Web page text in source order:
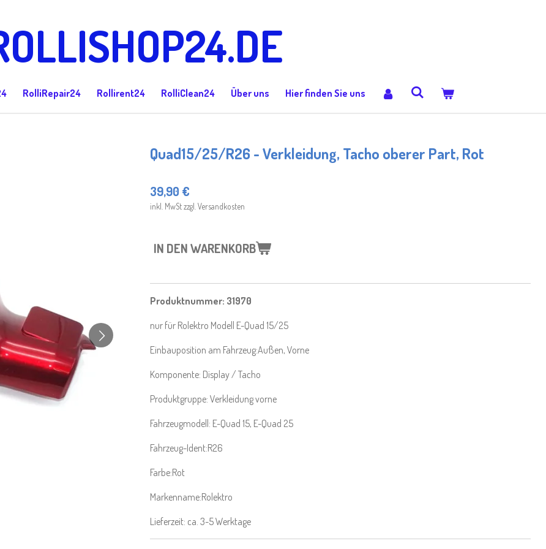
RolliRepair24 Rollirent24 RolliClean24 Über uns Hier finden Sie uns
Quad15/25/R26 - Verkleidung, Tacho oberer Part, Rot
39,90 €
inkl. MwSt zzgl. Versandkosten
IN DEN WARENKORB
Produktnummer: 31970
nur für Rolektro Modell E-Quad 15/25
Einbauposition am Fahrzeug:Außen, Vorne
Komponente: Display / Tacho
Produktgruppe: Verkleidung vorne
Fahrzeugmodell: E-Quad 15, E-Quad 25
Fahrzeug-Ident:R26
Farbe:Rot
Markenname:Rolektro
Lieferzeit: ca. 3-5 Werktage